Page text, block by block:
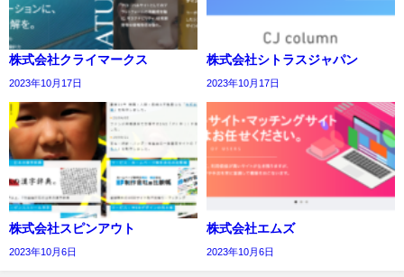
株式会社クライマークス
2023年10月17日
株式会社シトラスジャパン
2023年10月17日
株式会社スピンアウト
2023年10月6日
株式会社エムズ
2023年10月6日